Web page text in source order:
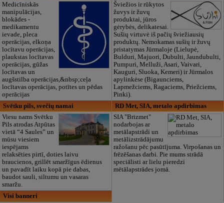
Medicīniskās
manipulācijas,
blokādes -
medikamentu
ievade, pleca
operācijas, elkoņa
locītavu operācijas,
plaukstas locītavas
operācijas, gūžas
locītavas un
augšstilba operācijas,&nbsp;ceļa
locītavas operācijas, potītes un pēdas
operācijas
Šviežios ir rūkytos
žuvys ir žuvų
produktai, jūros
gėrybės, delikatesai.
Sušių virtuvė iš pačių šviežiausių
produktų. Nemokamas sušių ir žuvų
pristatymas Jūrmaloje (Lielupė,
Bulduri, Majuori, Dubulti, Jaundubulti,
Pumpuri, Melluži, Asari, Vaivari,
Kauguri, Sluoka, Kemeri) ir Jūrmalos
apylinkėse (Bigaunciems,
Lapmežciems, Ragaciems, Priežciems,
Pinki).
Svētku pils, svečių namai
Viesu nams Svētku
Pils atrodas Atpūtas
vietā “4 Saules” un
mūsu viesiem
iespējams
relaksēties pirtī, doties laivu
braucienos, grillēt smaržīgus ēdienus
un pavadīt laiku kopā pie dabas,
baudot sauli, siltumu un vasaras
smaržu.
RD Met, SIA, metalo apdirbimas
SIA "Brizmet"
nodarbojas ar
metālapstrādi un
metālizstrādājumu
ražošanu pēc pasūtījuma. Virpošanas un
frēzēšanas darbi. Pie mums strādā
speciālisti ar lielu pieredzi
mētālapstrādes jomā.
Visi banneri